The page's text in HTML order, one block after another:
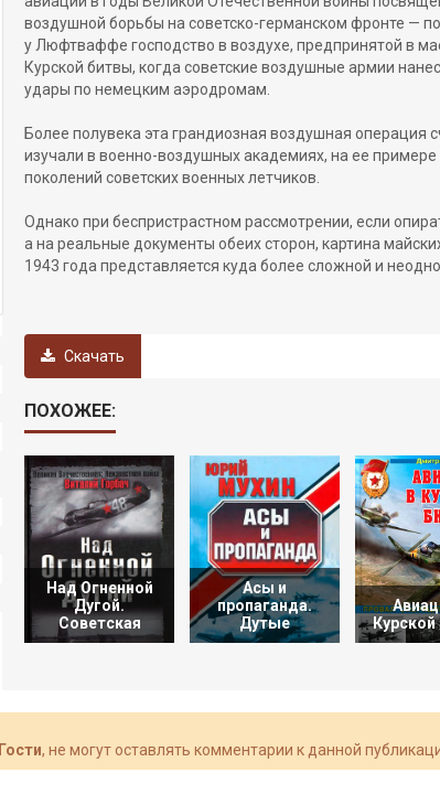
воздушной борьбы на советско-германском фронте —
у Люфтваффе господство в воздухе, предпринятой в
Курской битвы, когда советские воздушные армии
удары по немецким аэродромам.
Более полувека эта грандиозная воздушная операция
изучали в военно-воздушных академиях, на ее примере
поколений советских военных летчиков.
Однако при беспристрастном рассмотрении, если
а на реальные документы обеих сторон, картина
1943 года представляется куда более сложной и
Скачать
ПОХОЖЕЕ:
Над Огненной
Дугой.
Советская
Асы и
пропаганда.
Дутые
Курской
Гости, не могут оставлять комментарии к данной